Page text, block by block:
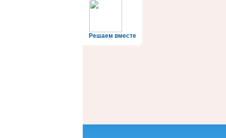
Решаем вместе